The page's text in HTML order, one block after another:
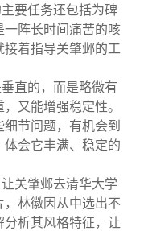
要任务还包括为碑
一阵长时间痛苦的咳
着指导关肇邺的工
直的，而是略微有
又能增强稳定性。
节问题，有机会到
会它丰满、稳定的
关肇邺去清华大学
，林徽因从中选出不
分析其风格特征，让